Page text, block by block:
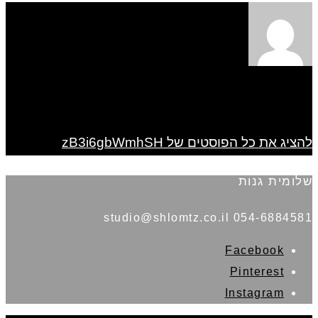
להציג את כל הפוסטים של zB3i6gbWmhSH
שלומית גנות
054-6884581 studio@shlomtz.co.il
Facebook
Pinterest
Instagram